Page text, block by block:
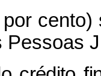
Pessoas